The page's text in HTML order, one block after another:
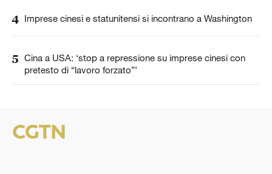
4 Imprese cinesi e statunitensi si incontrano a Washington
5 Cina a USA: ‘stop a repressione su imprese cinesi con
pretesto di “lavoro forzato”’